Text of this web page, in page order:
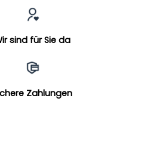
sind für Sie da
Zahlungen